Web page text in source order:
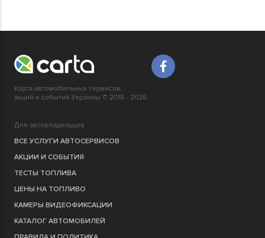
Карта автомобильных сервисов,
акций и событий Украины © 2018 - 2026
Для автовладельцев
ВСЕ УСЛУГИ АВТОСЕРВИСОВ
АКЦИИ И СОБЫТИЯ
ТЕСТЫ ТОПЛИВА
ЦЕНЫ НА ТОПЛИВО
КАМЕРЫ ВИДЕОФИКСАЦИИ
КАТАЛОГ АВТОМОБИЛЕЙ